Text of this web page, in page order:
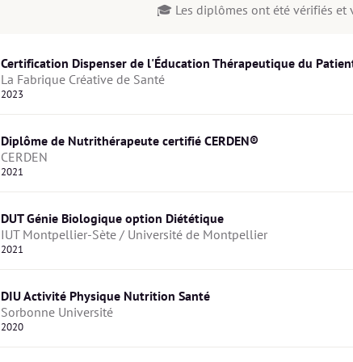
🎓 Les diplômes ont été vérifiés et
Certification Dispenser de l'Éducation Thérapeutique du
La Fabrique Créative de Santé
2023
Diplôme de Nutrithérapeute certifié CERDEN®
CERDEN
2021
DUT Génie Biologique option Diététique
IUT Montpellier-Sète / Université de Montpellier
2021
DIU Activité Physique Nutrition Santé
Sorbonne Université
2020